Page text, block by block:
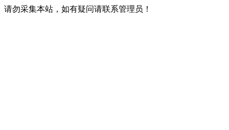
请勿采集本站，如有疑问请联系管理员！